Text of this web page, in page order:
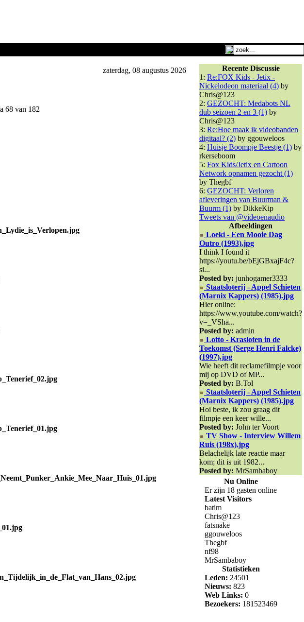
zaterdag, 08 augustus 2026
68 van 182
Recente Discussie
1: Re:FOX Kids - Jetix -
Nickelodeon materiaal (4) by
Chris@123
2: GEZOCHT: Medabots NL
dub seizoen 2 en 3 (1) by
Chris@123
3: Re:Hoe maak ik videobanden
digitaal? (2) by ggouweloos
4: Huisje Boompje Beestje (1) by
rkerseboom
5: Fox Kids/Jetix en Cartoon
Network opnamen gezocht (1)
by Thegbf
6: GEZOCHT: Verloren
afleveringen van Buurman &
Buurm (1) by DikkeKip
Tweets van @videoenaudio
Afbeeldingen
Loeki - Een Mooie Dag
Outro (1993).jpg
I think I found it
https://youtu.be/bEjGBxajF4c?
si...
Posted by: junhogamer3333
Staatsloterij - Appel Schieten
(Marnix Kappers) (1985).jpg
Hier online:
https://www.youtube.com/watch?
v=_VSha...
Posted by: admin
Lotto - Krasloten in de
Toekomst (Serge Henri Falcke)
(1997).jpg
Wie heeft dit reclamefilmpje voor
mij op DVD of MP...
Posted by: B.Tol
Staatsloterij - Appel Schieten
(Marnix Kappers) (1985).jpg
Hoi beste, ik zou graag dit
filmpje een keer wille...
Posted by: John ter Voort
TV Show - Interview Willem
Ruis (198x).jpg
Belachelijk late reactie maar
kom; dit is uit 1982...
Posted by: MrSambaboy
Nu Online
Er zijn 18 gasten online
Latest Visitors
batim
Chris@123
fatsnake
ggouweloos
Thegbf
nf98
MrSambaboy
Statistieken
Leden: 24501
Nieuws: 823
Web Links: 0
Bezoekers: 181523469